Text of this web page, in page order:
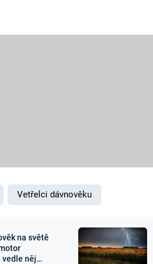
Zajímavosti
Vetřelci dávnověku
na světě
vedle něj